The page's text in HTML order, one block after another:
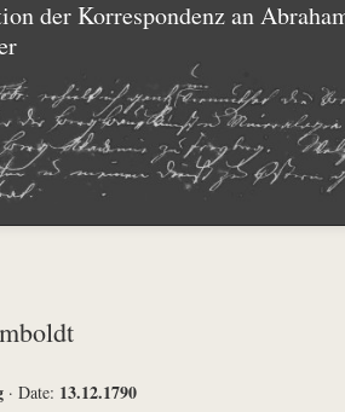
der Korrespondenz an
· Date: 13.12.1790